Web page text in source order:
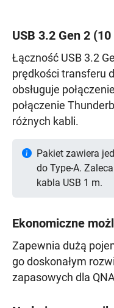
USB 3.2 Gen 2
Łączność USB 3.2
prędkości transferu
obsługuje
połączenie
różnych kabli.
Pakiet zawiera
do Type-A.
kabla USB 1 m.
Ekonomiczne
Zapewnia dużą
go doskonałym
zapasowych dla